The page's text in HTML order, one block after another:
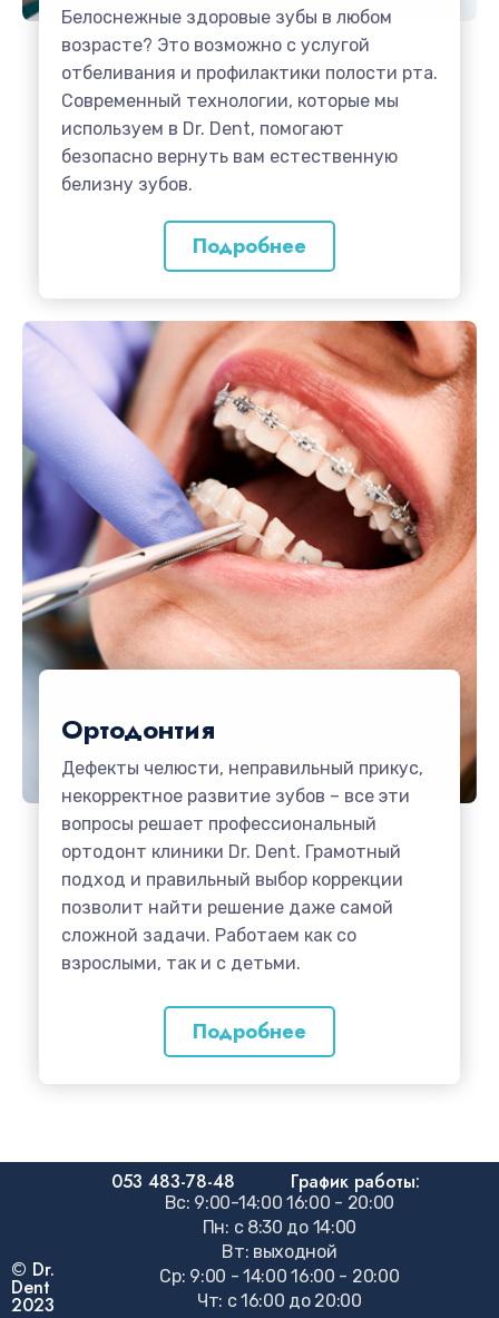
Белоснежные здоровые зубы в любом
возрасте? Это возможно с услугой
отбеливания и профилактики полости рта.
Современный технологии, которые мы
используем в Dr. Dent, помогают
безопасно вернуть вам естественную
белизну зубов.
Подробнее
Ортодонтия
Дефекты челюсти, неправильный прикус,
некорректное развитие зубов – все эти
вопросы решает профессиональный
ортодонт клиники Dr. Dent. Грамотный
подход и правильный выбор коррекции
позволит найти решение даже самой
сложной задачи. Работаем как со
взрослыми, так и с детьми.
Подробнее
© Dr.
Dent
2023
053 483-78-48 График работы:
Вс: 9:00-14:00 16:00 - 20:00
Пн: c 8:30 до 14:00
Вт: выходной
Ср: 9:00 - 14:00 16:00 - 20:00
Чт: с 16:00 до 20:00